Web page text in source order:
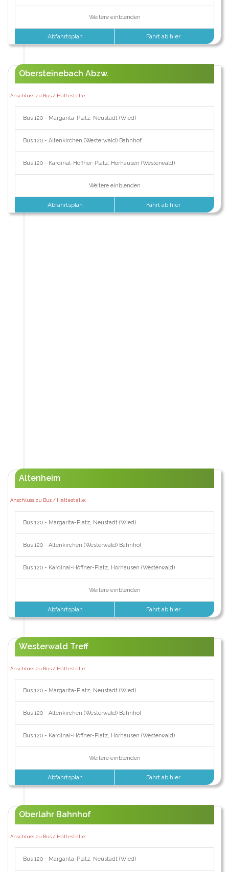
Weitere einblenden
Abfahrtsplan Fahrt ab hier
Obersteinebach Abzw.
Anschluss zu Bus / Haltestelle:
Bus 120 - Margarita-Platz, Neustadt (Wied)
Bus 120 - Altenkirchen (Westerwald) Bahnhof
Bus 120 - Kardinal-Höffner-Platz, Horhausen (Westerwald)
Weitere einblenden
Abfahrtsplan Fahrt ab hier
Altenheim
Anschluss zu Bus / Haltestelle:
Bus 120 - Margarita-Platz, Neustadt (Wied)
Bus 120 - Altenkirchen (Westerwald) Bahnhof
Bus 120 - Kardinal-Höffner-Platz, Horhausen (Westerwald)
Weitere einblenden
Abfahrtsplan Fahrt ab hier
Westerwald Treff
Anschluss zu Bus / Haltestelle:
Bus 120 - Margarita-Platz, Neustadt (Wied)
Bus 120 - Altenkirchen (Westerwald) Bahnhof
Bus 120 - Kardinal-Höffner-Platz, Horhausen (Westerwald)
Weitere einblenden
Abfahrtsplan Fahrt ab hier
Oberlahr Bahnhof
Anschluss zu Bus / Haltestelle:
Bus 120 - Margarita-Platz, Neustadt (Wied)